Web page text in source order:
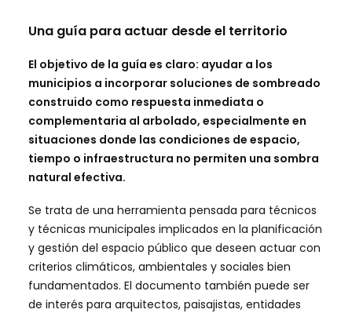
Una guía para actuar desde el territorio
El objetivo de la guía es claro: ayudar a los
municipios a incorporar soluciones de sombreado
construido como respuesta inmediata o
complementaria al arbolado, especialmente en
situaciones donde las condiciones de espacio,
tiempo o infraestructura no permiten una sombra
natural efectiva.
Se trata de una herramienta pensada para técnicos
y técnicas municipales implicados en la planificación
y gestión del espacio público que deseen actuar con
criterios climáticos, ambientales y sociales bien
fundamentados. El documento también puede ser
de interés para arquitectos, paisajistas, entidades